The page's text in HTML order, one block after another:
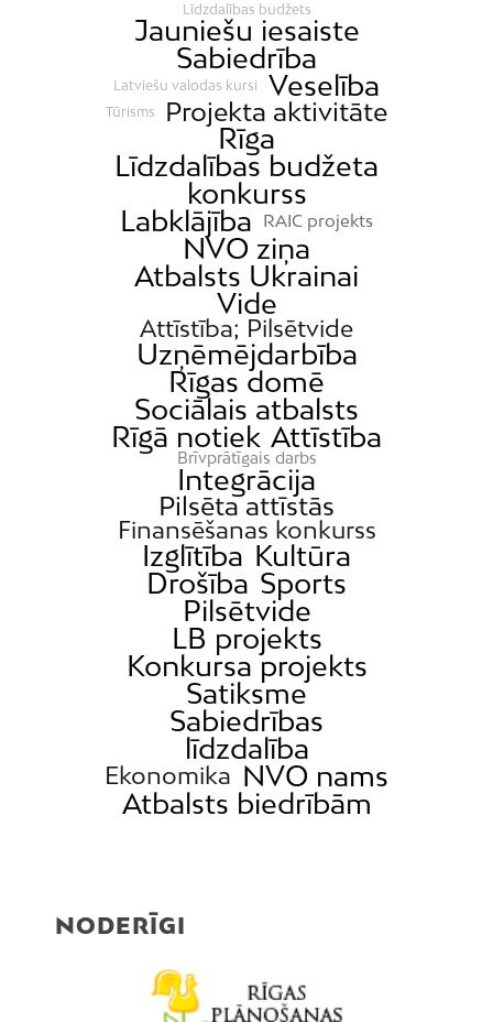
Līdzdalības budžets
Jauniešu iesaiste
Sabiedrība
Latviešu valodas kursi Veselība
Tūrisms Projekta aktivitāte
Rīga
Līdzdalības budžeta
konkurss
Labklājība
RAIC projekts
NVO ziņa
Atbalsts Ukrainai
Vide
Attīstība; Pilsētvide
Uzņēmējdarbība
Rīgas domē
Sociālais atbalsts
Rīgā notiek Attīstība
Brīvprātīgais darbs
Integrācija
Pilsēta attīstās
Finansēšanas konkurss
Izglītība Kultūra
Drošība Sports
Pilsētvide
LB projekts
Konkursa projekts
Satiksme
Sabiedrības
līdzdalība
Ekonomika NVO nams
Atbalsts biedrībām
NODERĪGI